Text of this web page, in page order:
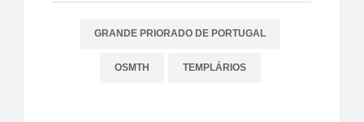
GRANDE PRIORADO DE PORTUGAL
OSMTH TEMPLÁRIOS